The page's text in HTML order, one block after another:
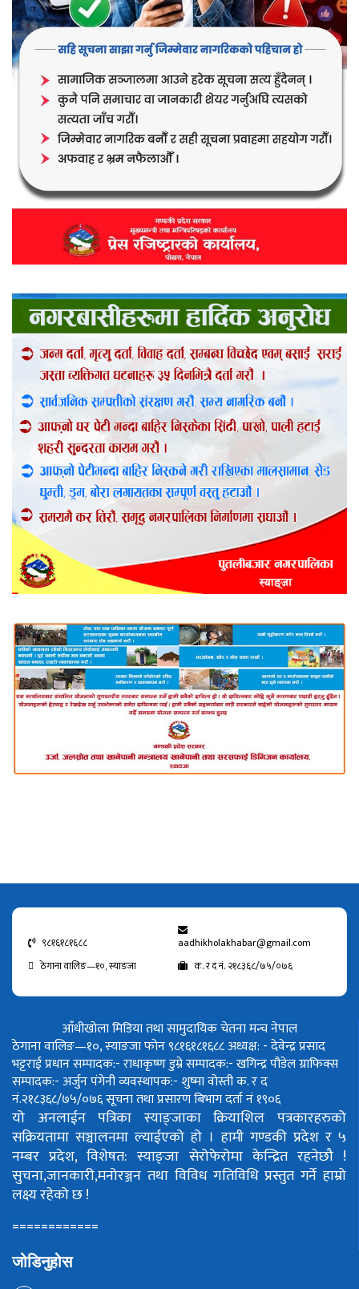
९८१६१८१६८८
aadhikholakhabar@gmail.com
ठेगाना वालिङ—१०, स्याङजा
क. र द नं. २१८३६८/७५/०७६
आँधीखोला मिडिया तथा सामुदायिक चेतना मन्च नेपाल
ठेगाना वालिङ—१०, स्याङजा फोन ९८१६१८१६८८अध्यक्ष: - देवेन्द्र प्रसाद
भट्टराईप्रधान सम्पादक:- राधाकृष्ण डुम्रेसम्पादक:- खगिन्द्र पौडेलग्राफिक्स
सम्पादक:- अर्जुन पंगेनीव्यवस्थापक:- शुष्मा वोस्तीक. र द
नं.२१८३६८/७५/०७६सूचना तथा प्रसारण बिभाग दर्ता नं १९०६
यो अनलाईन पत्रिका स्याङ्जाका क्रियाशिल पत्रकारहरुको
सक्रियतामा सञ्चालनमा ल्याईएको हो । हामी गण्डकी प्रदेश र ५
नम्बर प्रदेश, विशेषत: स्याङ्जा सेरोफेरोमा केन्द्रित रहनेछौ !
सुचना,जानकारी,मनोरञ्जन तथा विविध गतिविधि प्रस्तुत गर्ने हाम्रो
लक्ष्य रहेको छ !
============
जोडिनुहोस